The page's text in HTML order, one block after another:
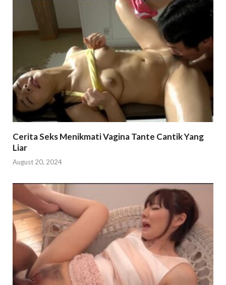
Cerita Seks Menikmati Vagina Tante Cantik Yang
Liar
August 20, 2024